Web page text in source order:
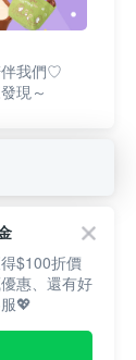
伴我們♡
現～
$100折價
惠、還有好
💖